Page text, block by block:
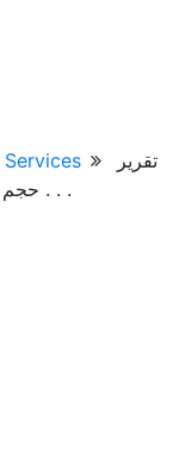
تقرير
حجم السوق والحصة والتحليل للسترات الخارجية . . .